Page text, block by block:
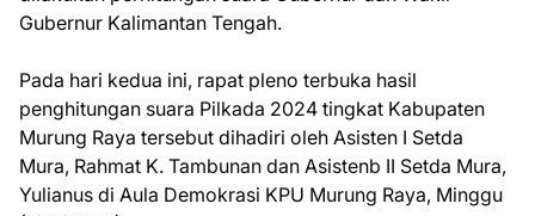
Gubernur Kalimantan Tengah.
Pada hari kedua ini, rapat pleno terbuka hasil
penghitungan suara Pilkada 2024 tingkat Kabupaten
Murung Raya tersebut dihadiri oleh Asisten I Setda
Mura, Rahmat K. Tambunan dan Asistenb II Setda Mura,
Yulianus di Aula Demokrasi KPU Murung Raya, Minggu